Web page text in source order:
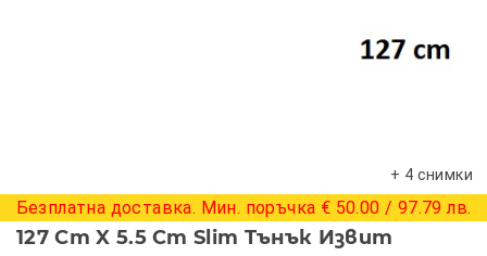
+ 4 снимки
Безплатна доставка. Мин. поръчка € 50.00 / 97.79 лв.
127 Cm X 5.5 Cm Slim Tънък Извит